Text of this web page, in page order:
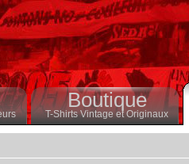
Boutique
T-Shirts Vintage et Originaux